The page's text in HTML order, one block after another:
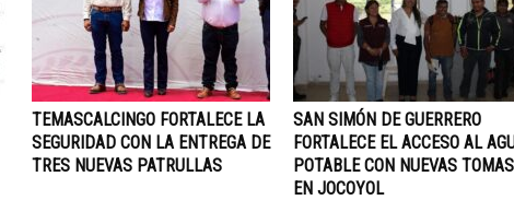
TEMASCALCINGO FORTALECE LA
SEGURIDAD CON LA ENTREGA DE
TRES NUEVAS PATRULLAS
SAN SIMÓN DE GUERRERO
FORTALECE EL ACCESO AL
POTABLE CON NUEVAS TOMAS
EN JOCOYOL